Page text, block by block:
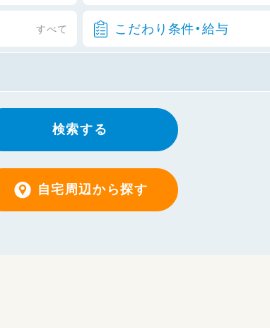
すべて こだわり条件・給与
検索する
自宅周辺から探す